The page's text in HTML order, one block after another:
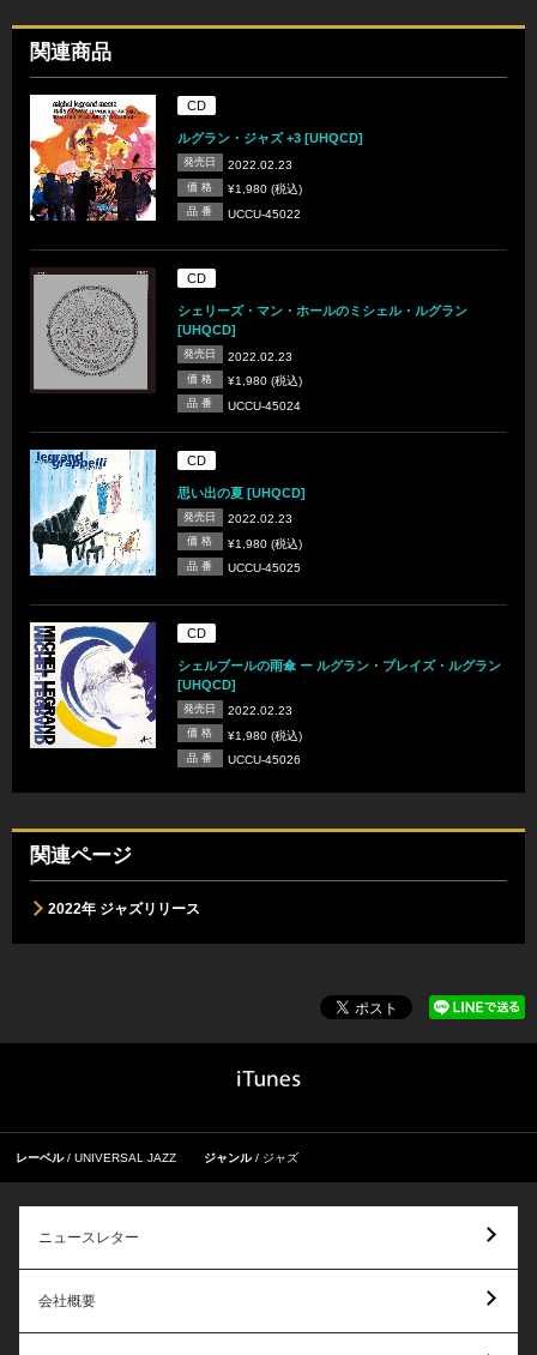
関連商品
CD
ルグラン・ジャズ +3 [UHQCD]
発売日 2022.02.23
価 格 ¥1,980 (税込)
品 番 UCCU-45022
CD
シェリーズ・マン・ホールのミシェル・ルグラン
[UHQCD]
発売日 2022.02.23
価 格 ¥1,980 (税込)
品 番 UCCU-45024
CD
思い出の夏 [UHQCD]
発売日 2022.02.23
価 格 ¥1,980 (税込)
品 番 UCCU-45025
CD
シェルブールの雨傘 ー ルグラン・プレイズ・ルグラン
[UHQCD]
発売日 2022.02.23
価 格 ¥1,980 (税込)
品 番 UCCU-45026
関連ページ
2022年 ジャズリリース
レーベル UNIVERSAL JAZZ ジャンル ジャズ
ニュースレター
会社概要